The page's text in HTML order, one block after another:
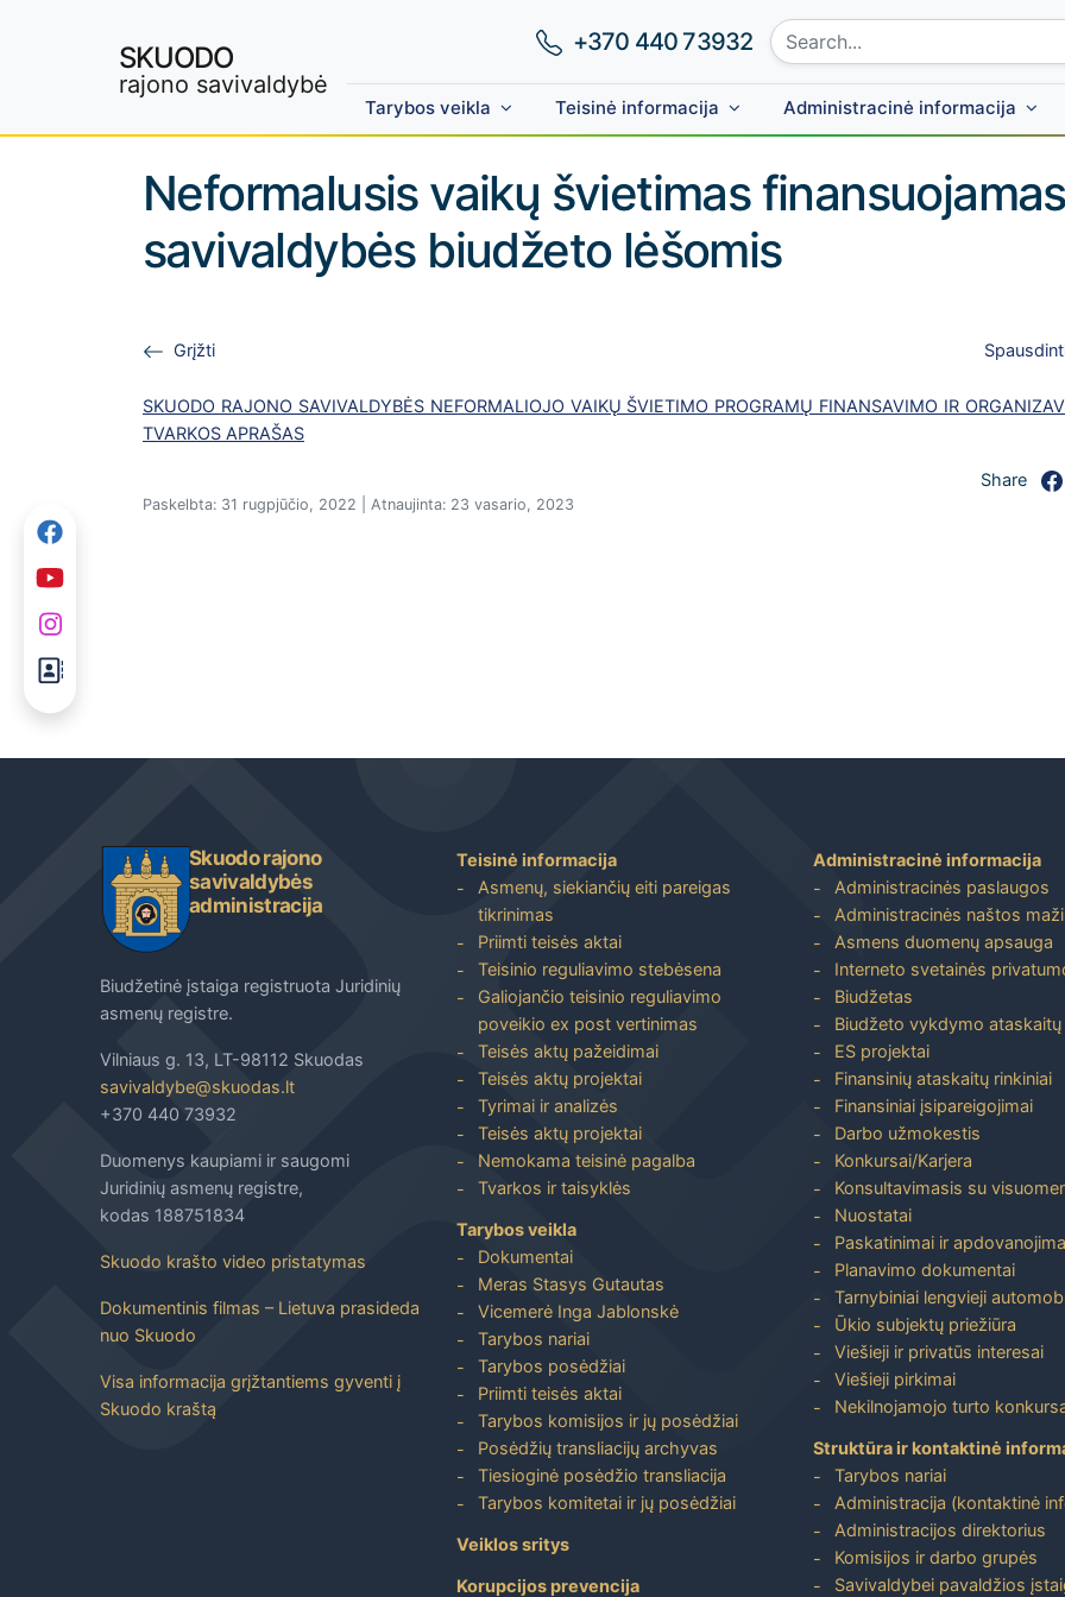
SKUODO
rajono savivaldybė
Phone number:
+370 440 73932 Search site:
Tarybos veikla Teisinė informacija Administracinė informacija
Neformalusis vaikų švietimas finansuojamas
savivaldybės biudžeto lėšomis
Grįžti
SKUODO RAJONO SAVIVALDYBĖS NEFORMALIOJO VAIKŲ ŠVIETIMO PROGRAMŲ FINANSAVIMO IR
TVARKOS APRAŠAS
Share
Paskelbta: 31 rugpjūčio, 2022 | Atnaujinta: 23 vasario, 2023
Skuodo rajono
savivaldybės
administracija
Biudžetinė įstaiga registruota Juridinių
asmenų registre.
Vilniaus g. 13, LT-98112 Skuodas
savivaldybe@skuodas.lt
+370 440 73932
Duomenys kaupiami ir saugomi
Juridinių asmenų registre,
kodas 188751834
Skuodo krašto video pristatymas
Dokumentinis filmas – Lietuva prasideda
nuo Skuodo
Visa informacija grįžtantiems gyventi į
Skuodo kraštą
Teisinė informacija
Asmenų, siekiančių eiti pareigas
tikrinimas
Priimti teisės aktai
Teisinio reguliavimo stebėsena
Galiojančio teisinio reguliavimo
poveikio ex post vertinimas
Teisės aktų pažeidimai
Teisės aktų projektai
Tyrimai ir analizės
Teisės aktų projektai
Nemokama teisinė pagalba
Tvarkos ir taisyklės
Tarybos veikla
Dokumentai
Meras Stasys Gutautas
Vicemerė Inga Jablonskė
Tarybos nariai
Tarybos posėdžiai
Priimti teisės aktai
Tarybos komisijos ir jų posėdžiai
Posėdžių transliacijų archyvas
Tiesioginė posėdžio transliacija
Tarybos komitetai ir jų posėdžiai
Veiklos sritys
Korupcijos prevencija
Administracinė informacija
Administracinės paslaugos
Administracinės naštos
Asmens duomenų apsauga
Interneto svetainės
Biudžetas
Biudžeto vykdymo ataskaitų
ES projektai
Finansinių ataskaitų rinkiniai
Finansiniai įsipareigojimai
Darbo užmokestis
Konkursai/Karjera
Konsultavimasis su
Nuostatai
Paskatinimai ir
Planavimo dokumentai
Tarnybiniai lengvieji
Ūkio subjektų priežiūra
Viešieji ir privatūs interesai
Viešieji pirkimai
Nekilnojamojo turto
Struktūra ir kontaktinė
Tarybos nariai
Administracija (kontaktinė
Administracijos direktorius
Komisijos ir darbo grupės
Savivaldybei pavaldžios